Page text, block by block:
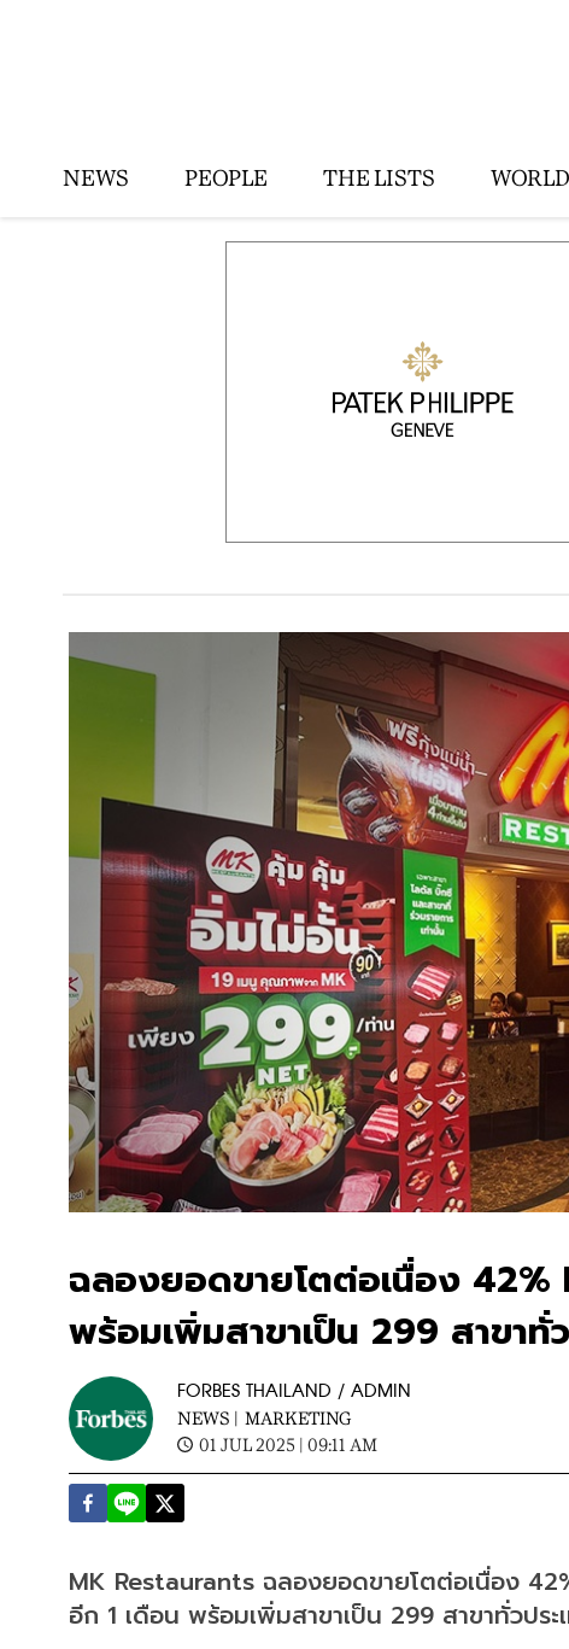
NEWS PEOPLE THE LISTS WORLD
ฉลองยอดขายโตต่อเนื่อง 42%
พร้อมเพิ่มสาขาเป็น 299 สาขาทั่
FORBES THAILAND / ADMIN
NEWS | MARKETING
01 JUL 2025 | 09:11 AM
MK Restaurants ฉลองยอดขายโตต่อเนื่อง
อีก 1 เดือน พร้อมเพิ่มสาขาเป็น 299 สาขาทั่วประ